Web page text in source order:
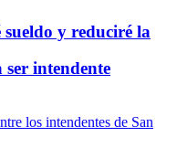
y reduciré la
intendente